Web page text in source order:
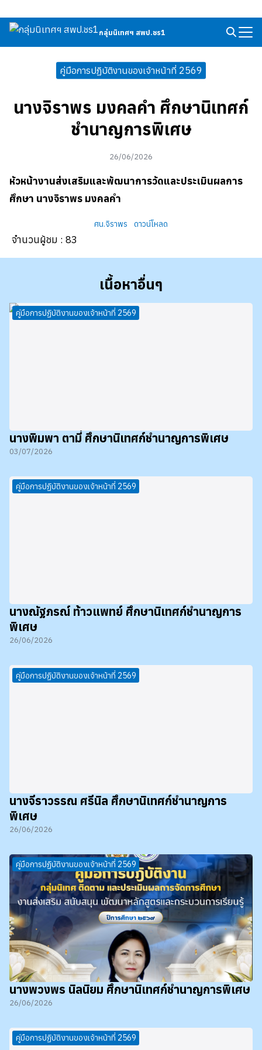
to
content
กลุ่มนิเทศฯ สพป.ชร1
Search
for:
คู่มือการปฏิบัติงานของเจ้าหน้าที่ 2569
นางจิราพร มงคลคำ ศึกษานิเทศก์
ชำนาญการพิเศษ
26/06/2026
หัวหน้างานส่งเสริมและพัฒนาการวัดและประเมินผลการ
ศึกษา นางจิราพร มงคลคำ
ศน.จิราพร ดาวน์โหลด
จำนวนผู้ชม : 83
เนื้อหาอื่นๆ
คู่มือการปฏิบัติงานของเจ้าหน้าที่ 2569
นางพิมพา ตามี่ ศึกษานิเทศก์ชำนาญการพิเศษ
03/07/2026
คู่มือการปฏิบัติงานของเจ้าหน้าที่ 2569
นางณัฐภรณ์ ท้าวแพทย์ ศึกษานิเทศก์ชำนาญการ
พิเศษ
26/06/2026
คู่มือการปฏิบัติงานของเจ้าหน้าที่ 2569
นางจีราวรรณ ศรีนิล ศึกษานิเทศก์ชำนาญการ
พิเศษ
26/06/2026
คู่มือการปฏิบัติงานของเจ้าหน้าที่ 2569
นางพวงพร นิลนิยม ศึกษานิเทศก์ชำนาญการพิเศษ
26/06/2026
คู่มือการปฏิบัติงานของเจ้าหน้าที่ 2569